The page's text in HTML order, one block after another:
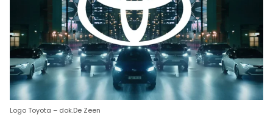
Logo Toyota – dok.De Zeen